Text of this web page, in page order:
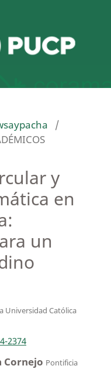
/
y
en
un
Universidad Católica
2374
Cornejo Pontificia